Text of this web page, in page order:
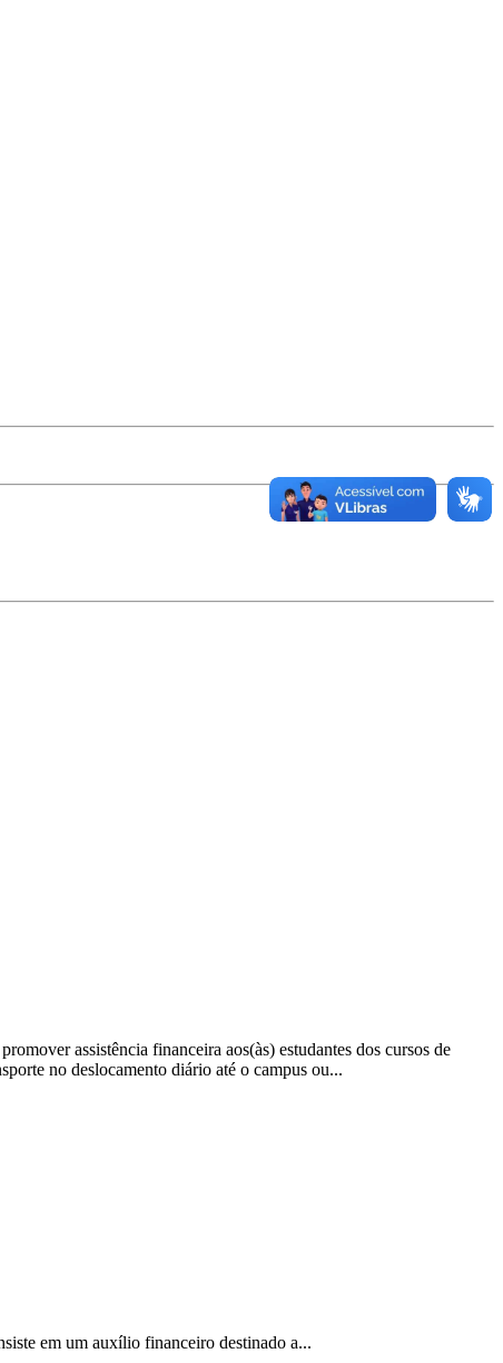
assistência financeira aos(às) estudantes dos cursos de
no deslocamento diário até o campus ou...
em um auxílio financeiro destinado a...